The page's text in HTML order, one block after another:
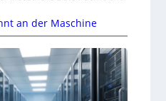
an der Maschine